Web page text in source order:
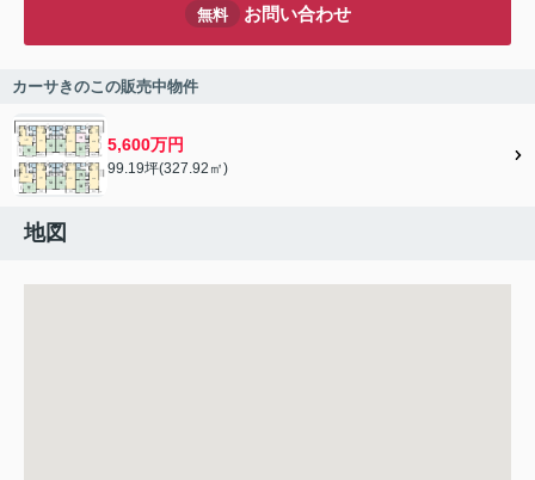
無料 お問い合わせ
カーサきのこの販売中物件
5,600万円
99.19坪(327.92㎡)
地図